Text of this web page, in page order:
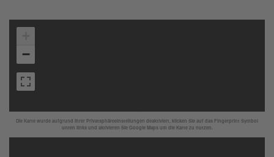
Die Karte wurde aufgrund Ihrer Privatsphäreeinstellungen deaktiviert, klicken Sie auf das Fingerprint Symbol
unten links und aktivieren Sie Google Maps um die Karte zu nutzen.
−